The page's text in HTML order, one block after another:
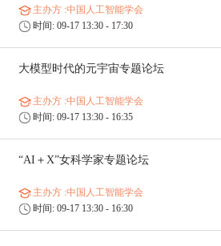
主办方:中国人工智能学会
时间: 09-17 13:30 - 17:30
大模型时代的元宇宙专题论坛
主办方:中国人工智能学会
时间: 09-17 13:30 - 16:35
“AI＋X”女科学家专题论坛
主办方:中国人工智能学会
时间: 09-17 13:30 - 16:30